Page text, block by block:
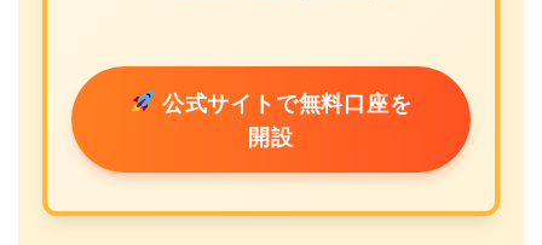
公式サイトで無料口座を
開設